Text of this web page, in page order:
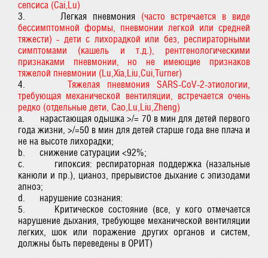
сепсиса (Cai,Lu)
3. Легкая пневмония (часто встречается в виде
бессимптомной формы, пневмонии легкой или средней
тяжести) - дети с лихорадкой или без, респираторными
симптомами (кашель и т.д.), рентгенологическими
признаками пневмонии, но не имеющие признаков
тяжелой пневмонии (Lu,Xia,Liu,Cui,Turner)
4.Тяжелая пневмония SARS-CoV-2-этиологии,
требующая механической вентиляции, встречается очень
редко (отдельные дети, Cao,Lu,Liu,Zheng)
a. нарастающая одышка >/= 70 в мин для детей первого
года жизни, >/=50 в мин для детей старше года вне плача и
не на высоте лихорадки;
b. снижение сатурации <92%;
c. гипоксия: респираторная поддержка (назальные
канюли и пр.), цианоз, прерывистое дыхание с эпизодами
апноэ;
d. нарушение сознания:
5. Критическое состояние (все, у кого отмечается
нарушение дыхания, требующее механической вентиляции
легких, шок или поражение других органов и систем,
должны быть переведены в ОРИТ)